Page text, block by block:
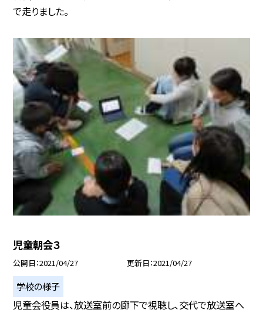
で走りました。
児童朝会３
公開日 2021/04/27 更新日 2021/04/27
学校の様子
児童会役員は、放送室前の廊下で視聴し、交代で放送室へ